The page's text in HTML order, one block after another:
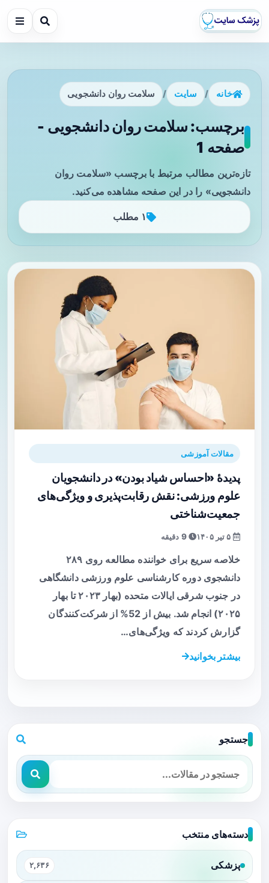
خانه / سایت / سلامت روان دانشجویی
برچسب: سلامت روان دانشجویی -
صفحه 1
تازه‌ترین مطالب مرتبط با برچسب «سلامت روان
دانشجویی» را در این صفحه مشاهده می‌کنید.
۱ مطلب
مقالات آموزشی
پدیدۀ «احساس شیاد بودن» در دانشجویان
علوم ورزشی: نقش رقابت‌پذیری و ویژگی‌های
جمعیت‌شناختی
9 دقیقه
خلاصه سریع برای خواننده مطالعه روی ۲۸۹
دانشجوی دوره کارشناسی علوم ورزشی دانشگاهی
در جنوب شرقی ایالات متحده (بهار ۲۰۲۳ تا بهار
۲۰۲۵) انجام شد. بیش از 52% از شرکت‌کنندگان
گزارش کردند که ویژگی‌های…
بیشتر بخوانید
جستجو
دسته‌های منتخب
پزشکی ۲,۶۳۶